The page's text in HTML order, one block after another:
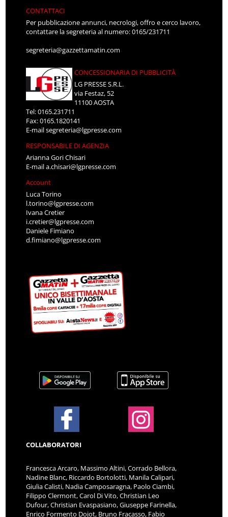
CONTATTACI
Per pubblicazione annunci, necrologi, offro e cerco lavoro,
contattare la segreteria al numero: 0165/231711
segreteria@gazzettamatin.com
CONCESSIONARIA DI PUBBLICITÀ
LG PRESSE S.R.L.
via Festaz, 52
11100 AOSTA
Tel: 0165.231711
Fax: 0165.1820141
E-mailsegreteria@lgpresse.com
RESPONSABILE DI AGENZIA
Arianna Gori Chisari
E-maila.chisari@lgpresse.com
Account
Luca Torino
l.torino@lgpresse.com
Ivana Cretier
i.cretier@lgpresse.com
Daniele Fimiano
d.fimiano@lgpresse.com
COLLABORATORI
Francesca Arcaro, Massimo Altini, Corrado Bellora,
Nadine Blanc, Riccardo Bortolotti, Manila Calipari,
Giulia Calisti, Nadia Camposaragna, Paolo Ciambi,
Filippo Clermont, Carol Di Vito, Christian Leo
Dufour, Christian Evaspasiano, Giuseppe Farinella,
Enrico Formento Dojot, Bruno Fracasso, Fabio